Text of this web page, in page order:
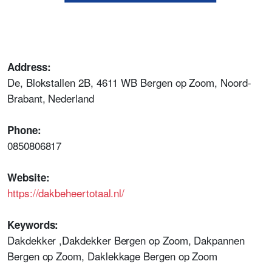
Address:
De, Blokstallen 2B, 4611 WB Bergen op Zoom, Noord-
Brabant, Nederland
Phone:
0850806817
Website:
https://dakbeheertotaal.nl/
Keywords:
Dakdekker ,Dakdekker Bergen op Zoom, Dakpannen
Bergen op Zoom, Daklekkage Bergen op Zoom